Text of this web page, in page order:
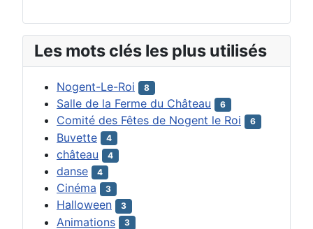
Les mots clés les plus utilisés
Nogent-Le-Roi 8
Salle de la Ferme du Château 6
Comité des Fêtes de Nogent le Roi 6
Buvette 4
château 4
danse 4
Cinéma 3
Halloween 3
Animations 3